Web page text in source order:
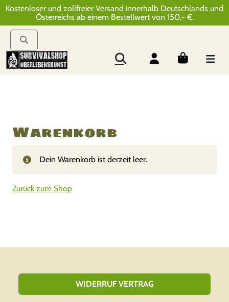
Kostenloser und zollfreier Versand innerhalb Deutschlands und
Österreichs ab einem Bestellwert von 150,- €.
Warenkorb
Dein Warenkorb ist derzeit leer.
Zurück zum Shop
WIDERRUF VERTRAG